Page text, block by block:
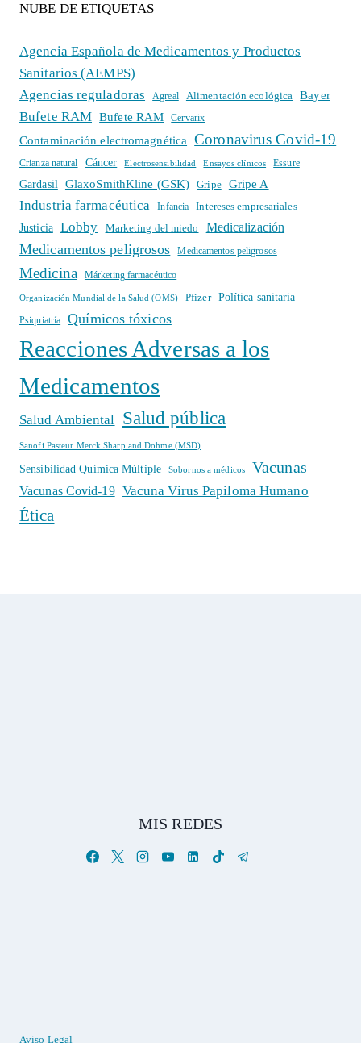
NUBE DE ETIQUETAS
Agencia Española de Medicamentos y Productos
Sanitarios (AEMPS)
Agencias reguladoras
Agreal Alimentación ecológica Bayer
Bufete RAM Bufete RAM Cervarix
Contaminación electromagnética Coronavirus Covid-19
Crianza natural Cáncer Electrosensibilidad Ensayos clínicos Essure
Gardasil GlaxoSmithKline (GSK) Gripe Gripe A
Industria farmacéutica Infancia
Intereses empresariales
Justicia
Lobby Marketing del miedo Medicalización
Medicamentos peligrosos Medicamentos peligrosos
Medicina Márketing farmacéutico
Organización Mundial de la Salud (OMS) Pfizer Política sanitaria
Psiquiatría Químicos tóxicos
Reacciones Adversas a los
Medicamentos
Salud Ambiental Salud pública
Sanofi Pasteur Merck Sharp and Dohme (MSD)
Sensibilidad Química Múltiple Sobornos a médicos Vacunas
Vacunas Covid-19 Vacuna Virus Papiloma Humano
Ética
MIS REDES
Aviso Legal